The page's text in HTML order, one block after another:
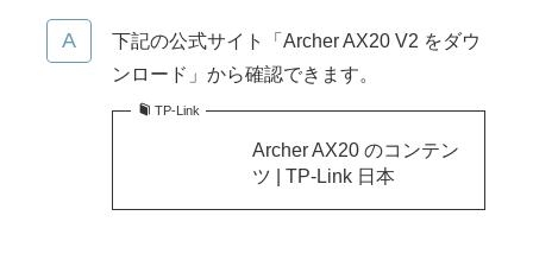
下記の公式サイト「Archer AX20 V2 をダウ
ンロード」から確認できます。
TP-Link
Archer AX20 のコンテン
ツ | TP-Link 日本